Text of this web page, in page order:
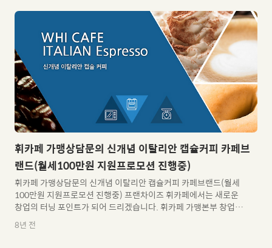
전략을 만들어 갈 뿐만 아니라 시대적 요구와 믿음에 부응하고자 끊
임없는 변화와 전진을 거급하고 있습니다. 독창적인 메뉴, 맛, 분위
기 등 브랜드 인지도를 높이고 가족점, 경영주님들과 함께 발전할
수 있도록 지속적인 노력과 신뢰를 보여드릴 것을 약속드립니다. 이
제 시대의 키워드는가성비(Cost-Effectiveness) 입니다..
휘카페 가맹상담문의 신개념 이탈리안 캡슐커피 카페브
랜드(월세100만원 지원프로모션 진행중)
휘카페 가맹상담문의 신개념 이탈리안 캡슐커피 카페브랜드(월세
100만원 지원프로모션 진행중) 프랜차이즈 휘카페에서는 새로운
창업의 터닝 포인트가 되어 드리겠습니다. 휘카페 가맹본부 창업소
개글 프랜차이즈 전문 기업 휘카페(Whi Cafe)는청호나이스와 제
휴하여 가맹비 및 창업비는 줄이고최소 자본으로만 창업할 수 있도
8년 전